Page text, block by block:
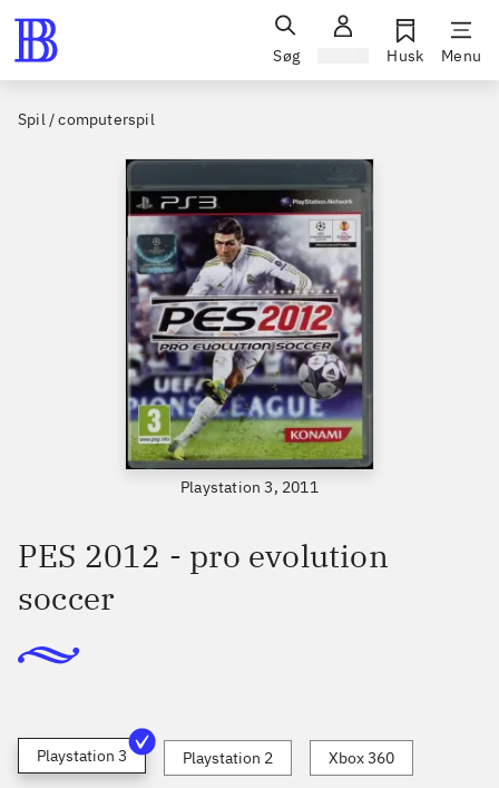
Søg Husk Menu
Spil / computerspil
Playstation 3, 2011
PES 2012 - pro evolution
soccer
Playstation 3 Playstation 2 Xbox 360